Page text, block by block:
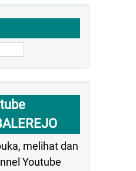
melihat dan
Youtube